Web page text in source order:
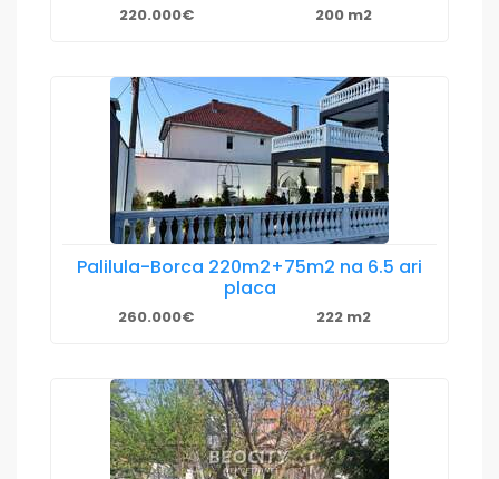
220.000€ 200 m2
Palilula-Borca 220m2+75m2 na 6.5 ari
placa
260.000€ 222 m2